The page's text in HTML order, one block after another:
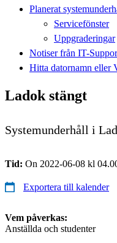
Planerat
Servicefönster
Uppgraderingar
Notiser från IT-
Hitta datornamn eller
Ladok stängt
Systemunderhåll i
Tid: On 2022-06-08 kl
Exportera till kalender
Vem påverkas:
Anställda och studenter